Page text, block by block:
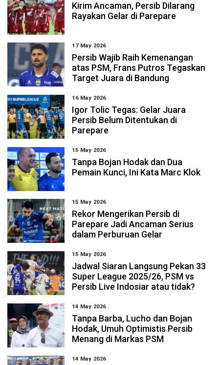
Kirim Ancaman, Persib Dilarang
Rayakan Gelar di Parepare
17 May 2026
Persib Wajib Raih Kemenangan
atas PSM, Frans Putros Tegaskan
Target Juara di Bandung
16 May 2026
Igor Tolic Tegas: Gelar Juara
Persib Belum Ditentukan di
Parepare
15 May 2026
Tanpa Bojan Hodak dan Dua
Pemain Kunci, Ini Kata Marc Klok
15 May 2026
Rekor Mengerikan Persib di
Parepare Jadi Ancaman Serius
dalam Perburuan Gelar
15 May 2026
Jadwal Siaran Langsung Pekan 33
Super League 2025/26, PSM vs
Persib Live Indosiar atau tidak?
14 May 2026
Tanpa Barba, Lucho dan Bojan
Hodak, Umuh Optimistis Persib
Menang di Markas PSM
14 May 2026